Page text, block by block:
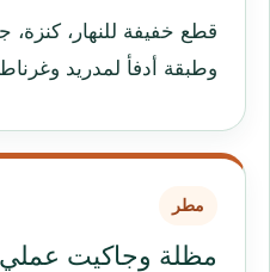
قطع خفيفة للنهار،
وطبقة أدفأ لمدريد
مطر
مظلة وجاكيت عملي